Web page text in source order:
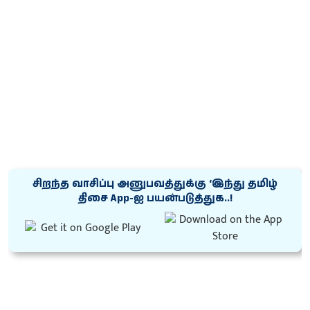
சிறந்த வாசிப்பு அனுபவத்துக்கு ‘இந்து தமிழ்
திசை App-ஐ பயன்படுத்துக..!